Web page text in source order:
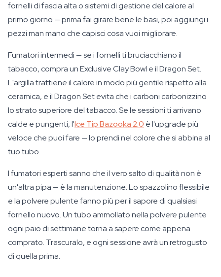
fornelli di fascia alta o sistemi di gestione del calore al
primo giorno — prima fai girare bene le basi, poi aggiungi i
pezzi man mano che capisci cosa vuoi migliorare.
Fumatori intermedi — se i fornelli ti bruciacchiano il
tabacco, compra un Exclusive Clay Bowl e il Dragon Set.
L'argilla trattiene il calore in modo più gentile rispetto alla
ceramica, e il Dragon Set evita che i carboni carbonizzino
lo strato superiore del tabacco. Se le sessioni ti arrivano
calde e pungenti, l'Ice Tip Bazooka 2.0 è l'upgrade più
veloce che puoi fare — lo prendi nel colore che si abbina al
tuo tubo.
I fumatori esperti sanno che il vero salto di qualità non è
un'altra pipa — è la manutenzione. Lo spazzolino flessibile
e la polvere pulente fanno più per il sapore di qualsiasi
fornello nuovo. Un tubo ammollato nella polvere pulente
ogni paio di settimane torna a sapere come appena
comprato. Trascuralo, e ogni sessione avrà un retrogusto
di quella prima.